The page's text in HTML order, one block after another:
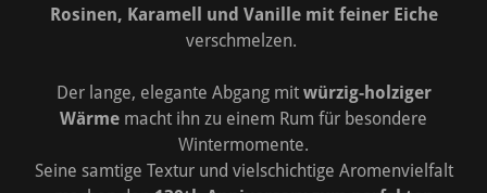
Rosinen, Karamell und Vanille mit feiner Eiche
verschmelzen.
Der lange, elegante Abgang mit würzig-holziger
Wärme macht ihn zu einem Rum für besondere
Wintermomente.
Seine samtige Textur und vielschichtige Aromenvielfalt